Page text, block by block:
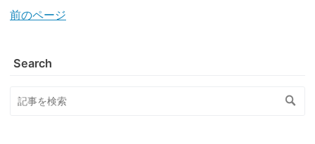
前のページ
Search